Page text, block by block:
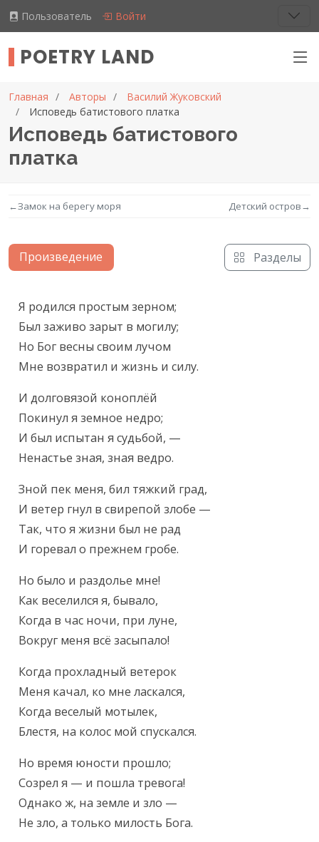
Пользователь Войти
POETRY LAND
Главная Авторы
Василий Жуковский
Исповедь батистового платка
Исповедь батистового
платка
←Замок на берегу моря Детский остров→
Произведение Разделы
Текст произведения
Я родился простым зерном;
Был заживо зарыт в могилу;
Но Бог весны своим лучом
Мне возвратил и жизнь и силу.
И долговязой коноплёй
Покинул я земное недро;
И был испытан я судьбой, —
Ненастье зная, зная ведро.
Зной пек меня, бил тяжкий град,
И ветер гнул в свирепой злобе —
Так, что я жизни был не рад
И горевал о прежнем гробе.
Но было и раздолье мне!
Как веселился я, бывало,
Когда в час ночи, при луне,
Вокруг меня всё засыпало!
Когда прохладный ветерок
Меня качал, ко мне ласкался,
Когда веселый мотылек,
Блестя, на колос мой спускался.
Но время юности прошло;
Созрел я — и пошла тревога!
Однако ж, на земле и зло —
Не зло, а только милость Бога.